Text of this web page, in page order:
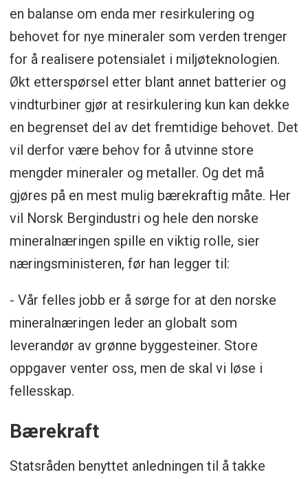
en balanse om enda mer resirkulering og
behovet for nye mineraler som verden trenger
for å realisere potensialet i miljøteknologien.
Økt etterspørsel etter blant annet batterier og
vindturbiner gjør at resirkulering kun kan dekke
en begrenset del av det fremtidige behovet. Det
vil derfor være behov for å utvinne store
mengder mineraler og metaller. Og det må
gjøres på en mest mulig bærekraftig måte. Her
vil Norsk Bergindustri og hele den norske
mineralnæringen spille en viktig rolle, sier
næringsministeren, før han legger til:
- Vår felles jobb er å sørge for at den norske
mineralnæringen leder an globalt som
leverandør av grønne byggesteiner. Store
oppgaver venter oss, men de skal vi løse i
fellesskap.
Bærekraft
Statsråden benyttet anledningen til å takke